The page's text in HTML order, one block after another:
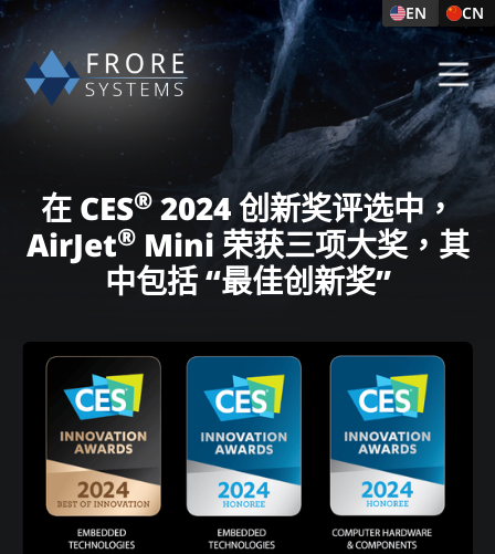
EN CN
在 CES®2024 创新奖评选中，
AirJet®Mini 荣获三项大奖，其
中包括 “最佳创新奖”